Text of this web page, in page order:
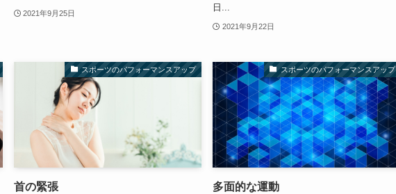
2021年9月25日
日...
2021年9月22日
スポーツのパフォーマンスアップ
首の緊張
スポーツのパフォーマンスアップ
多面的な運動